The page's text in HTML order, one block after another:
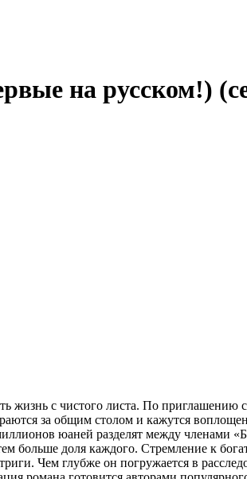
на русском!)
с чистого листа. По приглашению
за общим столом и кажутся
юаней разделят между
больше доля каждого. Стремление к
Чем глубже он погружается в